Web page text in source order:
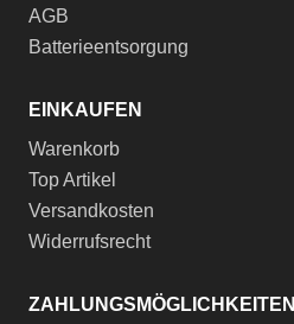
AGB
Batterieentsorgung
EINKAUFEN
Warenkorb
Top Artikel
Versandkosten
Widerrufsrecht
ZAHLUNGSMÖGLICHKEITEN